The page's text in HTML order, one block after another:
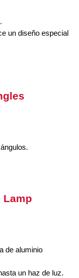
un diseño especial
Lamp
de aluminio
un haz de luz.